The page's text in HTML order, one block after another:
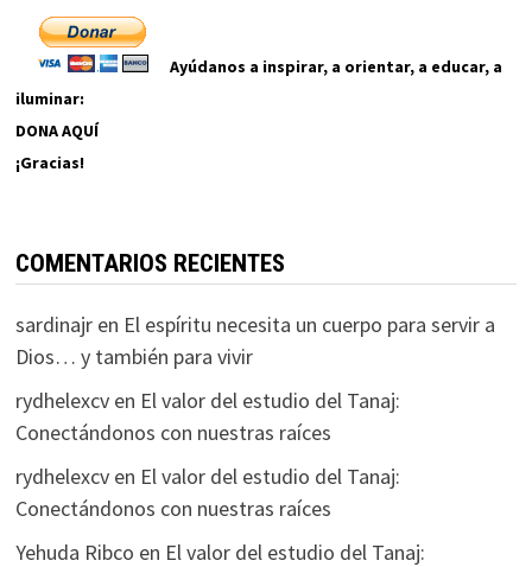
Ayúdanos a inspirar, a orientar, a educar, a
iluminar:
DONA AQUÍ
¡Gracias!
COMENTARIOS RECIENTES
sardinajren El espíritu necesita un cuerpo para servir a
Dios… y también para vivir
rydhelexcven El valor del estudio del Tanaj:
Conectándonos con nuestras raíces
rydhelexcven El valor del estudio del Tanaj:
Conectándonos con nuestras raíces
Yehuda Ribco en El valor del estudio del Tanaj: